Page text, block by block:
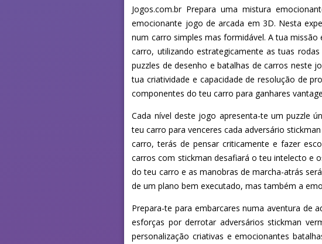
Jogos.com.br Prepara uma mistura
emocionante jogo de arcada em 3D. Nesta
num carro simples mas formidável. A tua
carro, utilizando estrategicamente as tuas
puzzles de desenho e batalhas de carros neste
tua criatividade e capacidade de resolução de
componentes do teu carro para ganhares
Cada nível deste jogo apresenta-te um puzzle
teu carro para venceres cada adversário
carro, terás de pensar criticamente e fazer
carros com stickman desafiará o teu intelecto e
do teu carro e as manobras de marcha-atrás
de um plano bem executado, mas também a
Prepara-te para embarcares numa aventura de
esforças por derrotar adversários stickman
personalização criativas e emocionantes